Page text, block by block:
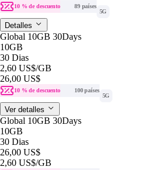
10 % de descuento
89 países
5G
Detalles
Global 10GB 30Days
10GB
30 Dias
2,60 US$/GB
26,00 US$
10 % de descuento
100 países
5G
Ver detalles
Global 10GB 30Days
10GB
30 Dias
26,00 US$
2,60 US$/GB